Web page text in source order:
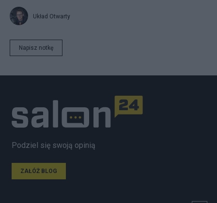
Układ Otwarty
Napisz notkę
Podziel się swoją opinią
ZAŁÓŻ BLOG